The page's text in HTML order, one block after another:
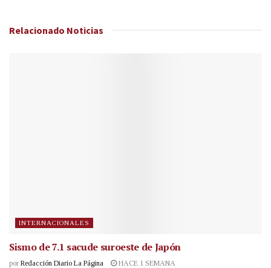
Relacionado Noticias
INTERNACIONALES
Sismo de 7.1 sacude suroeste de Japón
por Redacción Diario La Página HACE 1 SEMANA